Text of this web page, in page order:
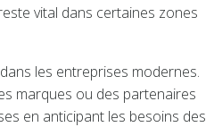
vital dans certaines zones
les entreprises modernes.
marques ou des partenaires
en anticipant les besoins des